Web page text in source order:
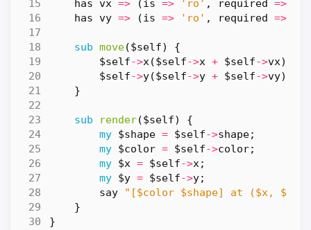
has vx => ( is => 'ro' , required =>
has vy => (is => 'ro' , required =>
sub move($self) {
$self->x($self->x + $self->vx);
$self->y($self->y + $self->vy);
}
sub render($self) {
my $shape = $self->shape;
my $color = $self->color;
my $x = $self->x;
my $y = $self->y;
say
"[$color $shape] at ($x, $y)"
}
}